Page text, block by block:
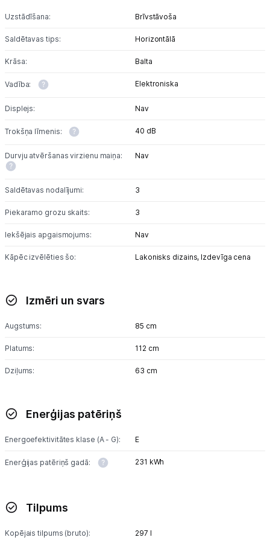
Uzstādīšana: Brīvstāvoša
Saldētavas tips: Horizontālā
Krāsa: Balta
Vadība: Elektroniska
Displejs: Nav
Trokšņa līmenis: 40 dB
Durvju atvēršanas virzienu maiņa: Nav
Saldētavas nodalījumi: 3
Piekaramo grozu skaits: 3
Iekšējais apgaismojums: Nav
Kāpēc izvēlēties šo: Lakonisks dizains, Izdevīga cena
Izmēri un svars
Augstums: 85 cm
Platums: 112 cm
Dziļums: 63 cm
Enerģijas patēriņš
Energoefektivitātes klase (A - G): E
Enerģijas patēriņš gadā: 231 kWh
Tilpums
Kopējais tilpums (bruto): 297 l